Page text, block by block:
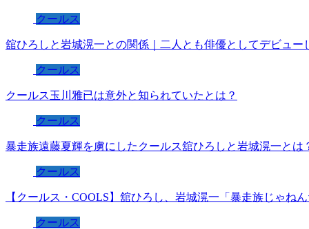
クールス
舘ひろしと岩城滉一との関係｜二人とも俳優としてデビュー
クールス
クールス玉川雅已は意外と知られていたとは？
クールス
暴走族遠藤夏輝を虜にしたクールス舘ひろしと岩城滉一とは
クールス
【クールス・COOLS】舘ひろし、岩城滉一「暴走族じゃねん
クールス